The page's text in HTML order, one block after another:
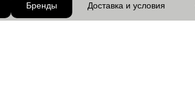
Бренды Доставка и условия